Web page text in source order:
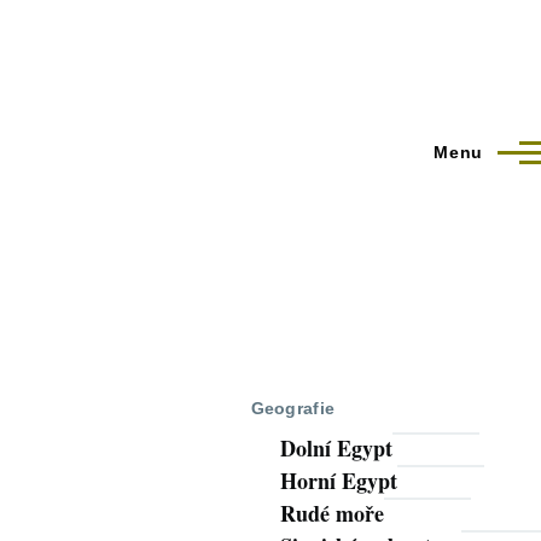
Menu
Geografie
Dolní Egypt
Horní Egypt
Rudé moře